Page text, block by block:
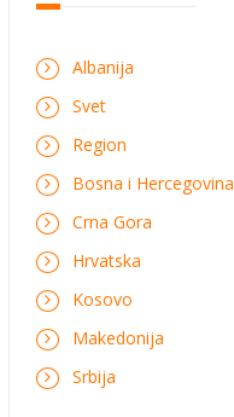
Albanija
Svet
Region
Bosna i Hercegovina
Crna Gora
Hrvatska
Kosovo
Makedonija
Srbija